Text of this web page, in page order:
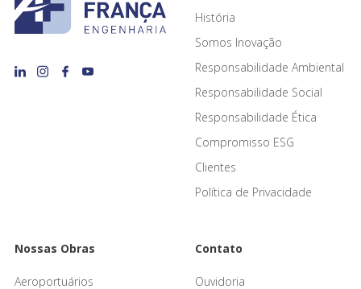
História
Somos Inovação
Responsabilidade Ambiental
Responsabilidade Social
Responsabilidade Ética
Compromisso ESG
Clientes
Política de Privacidade
Nossas Obras
Aeroportuários
Contato
Ouvidoria